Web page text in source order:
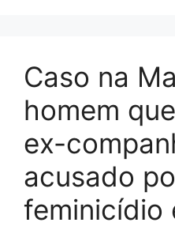
Caso na
homem
ex-
acusado
feminicídio